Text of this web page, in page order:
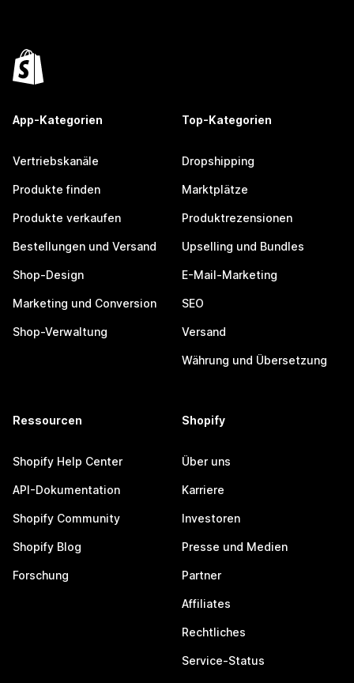
App-Kategorien
Vertriebskanäle
Produkte finden
Produkte verkaufen
Bestellungen und Versand
Shop-Design
Marketing und Conversion
Shop-Verwaltung
Top-Kategorien
Dropshipping
Marktplätze
Produktrezensionen
Upselling und Bundles
E-Mail-Marketing
SEO
Versand
Währung und Übersetzung
Ressourcen
Shopify Help Center
API-Dokumentation
Shopify Community
Shopify Blog
Forschung
Shopify
Über uns
Karriere
Investoren
Presse und Medien
Partner
Affiliates
Rechtliches
Service-Status